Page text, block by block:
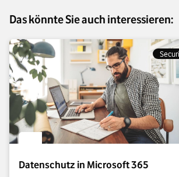
Das könnte Sie auch interessieren:
Datenschutz in Microsoft 365